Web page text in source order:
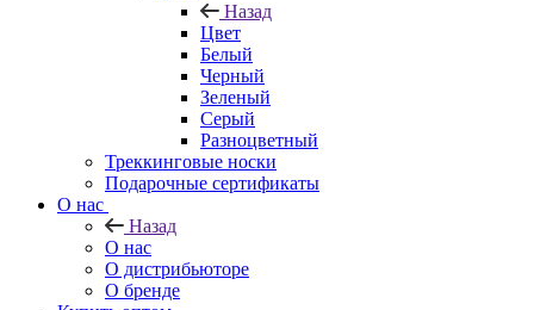
Назад
Цвет
Белый
Черный
Зеленый
Серый
Разноцветный
Треккинговые носки
Подарочные сертификаты
О нас
Назад
О нас
О дистрибьюторе
О бренде